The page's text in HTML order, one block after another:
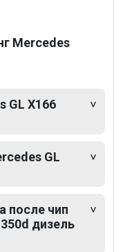
Mercedes
GL X166
GL
после чип
дизель